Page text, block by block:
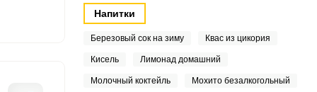
Напитки
Березовый сок на зиму Квас из цикория
Кисель Лимонад домашний
Молочный коктейль Мохито безалкогольный